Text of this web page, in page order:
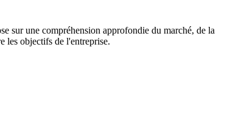
sur une compréhension approfondie du marché, de la
les objectifs de l'entreprise.